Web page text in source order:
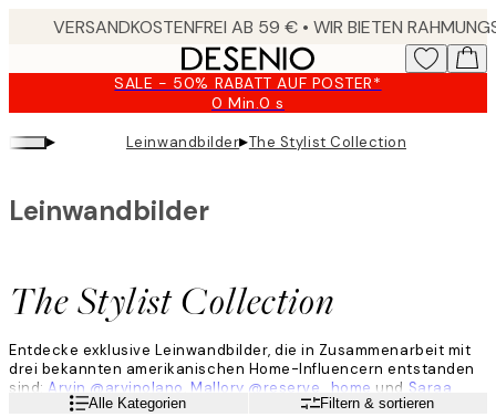
SALE - 50% RABATT AUF POSTER*
0 Min.0 s
Gültig
bis:
2026-
▸ Leinwandbilder▸The Stylist Collection
The Stylist Collection
Leinwandbilder
Entdecke exklusive Leinwandbilder, die in Zusammenarbeit mit
drei bekannten amerikanischen Home-Influencern entstanden
sind: Arvin @arvinolano Mallory @reserve_home und Saraa
@sareish.
WeiterlesenAlle Kategorien Filtern & sortieren